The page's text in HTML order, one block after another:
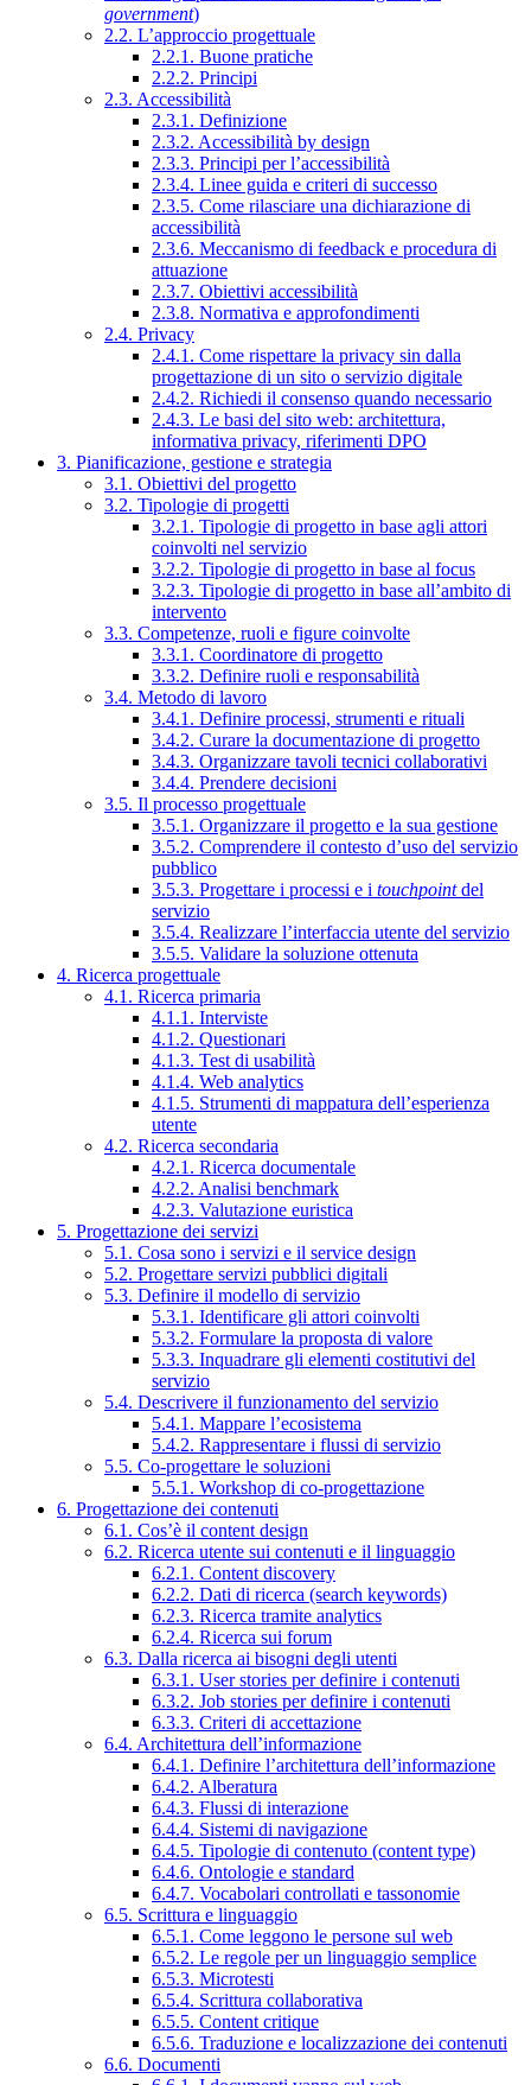
government)
2.2. L’approccio progettuale
2.2.1. Buone pratiche
2.2.2. Principi
2.3. Accessibilità
2.3.1. Definizione
2.3.2. Accessibilità by design
2.3.3. Principi per l’accessibilità
2.3.4. Linee guida e criteri di successo
2.3.5. Come rilasciare una dichiarazione di
accessibilità
2.3.6. Meccanismo di feedback e procedura di
attuazione
2.3.7. Obiettivi accessibilità
2.3.8. Normativa e approfondimenti
2.4. Privacy
2.4.1. Come rispettare la privacy sin dalla
progettazione di un sito o servizio digitale
2.4.2. Richiedi il consenso quando necessario
2.4.3. Le basi del sito web: architettura,
informativa privacy, riferimenti DPO
3. Pianificazione, gestione e strategia
3.1. Obiettivi del progetto
3.2. Tipologie di progetti
3.2.1. Tipologie di progetto in base agli attori
coinvolti nel servizio
3.2.2. Tipologie di progetto in base al focus
3.2.3. Tipologie di progetto in base all’ambito di
intervento
3.3. Competenze, ruoli e figure coinvolte
3.3.1. Coordinatore di progetto
3.3.2. Definire ruoli e responsabilità
3.4. Metodo di lavoro
3.4.1. Definire processi, strumenti e rituali
3.4.2. Curare la documentazione di progetto
3.4.3. Organizzare tavoli tecnici collaborativi
3.4.4. Prendere decisioni
3.5. Il processo progettuale
3.5.1. Organizzare il progetto e la sua gestione
3.5.2. Comprendere il contesto d’uso del servizio
pubblico
3.5.3. Progettare i processi e i touchpointdel
servizio
3.5.4. Realizzare l’interfaccia utente del servizio
3.5.5. Validare la soluzione ottenuta
4. Ricerca progettuale
4.1. Ricerca primaria
4.1.1. Interviste
4.1.2. Questionari
4.1.3. Test di usabilità
4.1.4. Web analytics
4.1.5. Strumenti di mappatura dell’esperienza
utente
4.2. Ricerca secondaria
4.2.1. Ricerca documentale
4.2.2. Analisi benchmark
4.2.3. Valutazione euristica
5. Progettazione dei servizi
5.1. Cosa sono i servizi e il service design
5.2. Progettare servizi pubblici digitali
5.3. Definire il modello di servizio
5.3.1. Identificare gli attori coinvolti
5.3.2. Formulare la proposta di valore
5.3.3. Inquadrare gli elementi costitutivi del
servizio
5.4. Descrivere il funzionamento del servizio
5.4.1. Mappare l’ecosistema
5.4.2. Rappresentare i flussi di servizio
5.5. Co-progettare le soluzioni
5.5.1. Workshop di co-progettazione
6. Progettazione dei contenuti
6.1. Cos’è il content design
6.2. Ricerca utente sui contenuti e il linguaggio
6.2.1. Content discovery
6.2.2. Dati di ricerca (search keywords)
6.2.3. Ricerca tramite analytics
6.2.4. Ricerca sui forum
6.3. Dalla ricerca ai bisogni degli utenti
6.3.1. User stories per definire i contenuti
6.3.2. Job stories per definire i contenuti
6.3.3. Criteri di accettazione
6.4. Architettura dell’informazione
6.4.1. Definire l’architettura dell’informazione
6.4.2. Alberatura
6.4.3. Flussi di interazione
6.4.4. Sistemi di navigazione
6.4.5. Tipologie di contenuto (content type)
6.4.6. Ontologie e standard
6.4.7. Vocabolari controllati e tassonomie
6.5. Scrittura e linguaggio
6.5.1. Come leggono le persone sul web
6.5.2. Le regole per un linguaggio semplice
6.5.3. Microtesti
6.5.4. Scrittura collaborativa
6.5.5. Content critique
6.5.6. Traduzione e localizzazione dei contenuti
6.6. Documenti